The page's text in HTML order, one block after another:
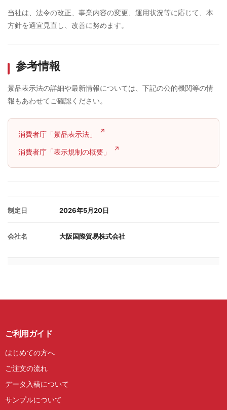
当社は、法令の改正、事業内容の変更、運用状況等に応じて、本
方針を適宜見直し、改善に努めます。
参考情報
景品表示法の詳細や最新情報については、下記の公的機関等の情
報もあわせてご確認ください。
消費者庁「景品表示法」
消費者庁「表示規制の概要」
制定日 2026年5月20日
会社名 大阪国際貿易株式会社
ご利用ガイド
はじめての方へ
ご注文の流れ
データ入稿について
サンプルについて